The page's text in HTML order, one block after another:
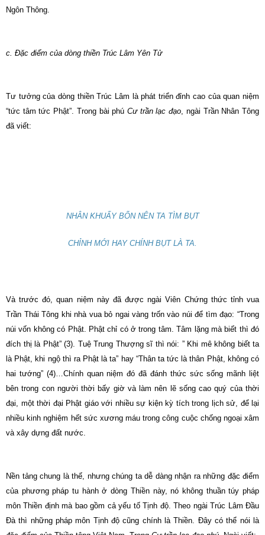
Ngôn Thông.
c. Ðặc điểm của dòng thiền Trúc Lâm Yên Tử
Tư tưởng của dòng thiền Trúc Lâm là phát triển đỉnh cao của quan niệm
“tức tâm tức Phật”. Trong bài phú Cư trần lạc đạo, ngài Trần Nhân Tông
đã viết:
NHÂN KHUẤY BỔN NÊN TA TÌM BỤT
CHỈNH MỚI HAY CHÍNH BỤT LÀ TA.
Và trước đó, quan niệm này đã được ngài Viên Chứng thức tỉnh vua
Trần Thái Tông khi nhà vua bỏ ngai vàng trốn vào núi để tìm đạo: “Trong
núi vốn không có Phật. Phật chỉ có ở trong tâm. Tâm lặng mà biết thì đó
đích thị là Phật” (3). Tuệ Trung Thượng sĩ thì nói: ” Khi mê không biết ta
là Phật, khi ngộ thì ra Phật là ta” hay “Thân ta tức là thân Phật, không có
hai tướng” (4)…Chính quan niệm đó đã đánh thức sức sống mãnh liệt
bên trong con người thời bấy giờ và làm nên lẽ sống cao quý của thời
đại, một thời đại Phật giáo với nhiều sự kiện kỳ tích trong lịch sử, để lại
nhiều kinh nghiệm hết sức xương máu trong công cuộc chống ngoại xâm
và xây dựng đất nước.
Nền tảng chung là thế, nhưng chúng ta dễ dàng nhận ra những đặc điểm
của phương pháp tu hành ở dòng Thiền này, nó không thuần túy pháp
môn Thiền định mà bao gồm cả yếu tố Tịnh độ. Theo ngài Trúc Lâm Ðầu
Ðà thì những pháp môn Tịnh độ cũng chính là Thiền. Ðây có thể nói là